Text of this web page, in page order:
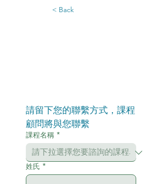
< Back
請留下您的聯繫方式，課程
顧問將與您聯繫
課程名稱 *
姓氏 *